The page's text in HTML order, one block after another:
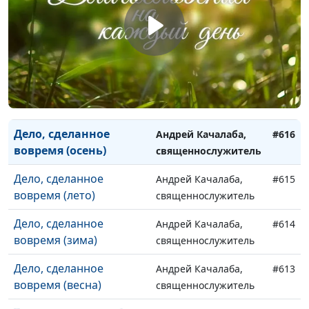
и во многом (лето)
священнослужитель
Верный в малом верен
и во многом (зима)
Андрей Качалаба,
священнослужитель
#618
Верный в малом верен
и во многом (весна)
Андрей Качалаба,
священнослужитель
#617
Дело, сделанное
вовремя (осень)
Андрей Качалаба,
священнослужитель
#616
Дело, сделанное
вовремя (лето)
Андрей Качалаба,
священнослужитель
#615
Дело, сделанное
вовремя (зима)
Андрей Качалаба,
священнослужитель
#614
Дело, сделанное
вовремя (весна)
Андрей Качалаба,
священнослужитель
#613